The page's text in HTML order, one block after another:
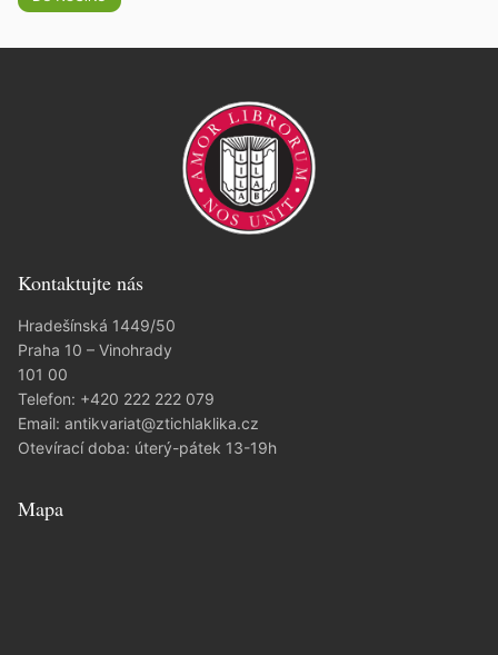
Kontaktujte nás
Hradešínská 1449/50
Praha 10 – Vinohrady
101 00
Telefon: +420 222 222 079
Email: antikvariat@ztichlaklika.cz
Otevírací doba: úterý-pátek 13-19h
Mapa